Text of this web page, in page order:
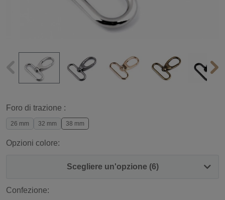
Foro di trazione :
26 mm 32 mm 38 mm
Opzioni colore:
Scegliere un'opzione (6)
Confezione: